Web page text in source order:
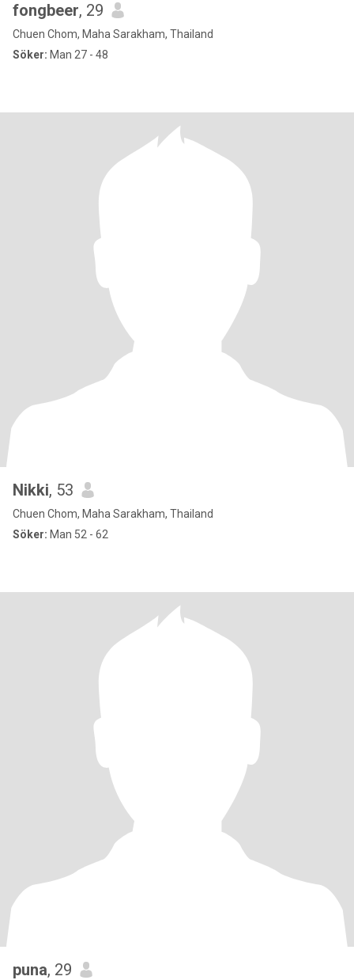
fongbeer, 29
Chuen Chom, Maha Sarakham, Thailand
Söker: Man 27 - 48
Nikki, 53
Chuen Chom, Maha Sarakham, Thailand
Söker: Man 52 - 62
puna, 29